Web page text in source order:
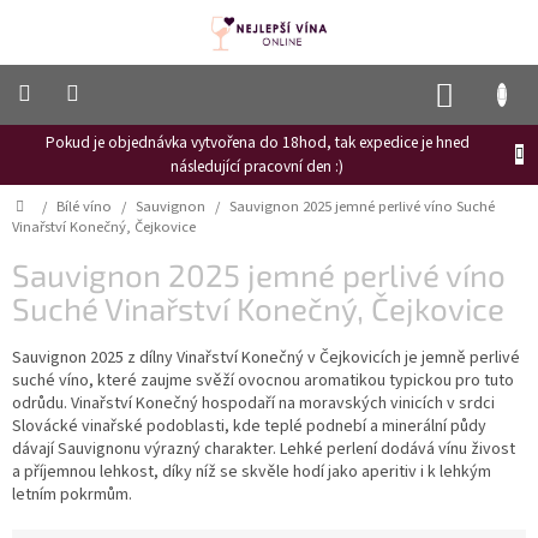
Pokud je objednávka vytvořena do 18hod, tak expedice je hned
následující pracovní den :)
Frizzante
Růžové
víno
Hroznový
mošt
Naši
Vinné
novinky
Bílé
víno
Domů
/ Bílé víno / Sauvignon / Sauvignon 2025 jemné perlivé víno Suché
Vinařství Konečný, Čejkovice
Sauvignon 2025 jemné perlivé víno
Suché Vinařství Konečný, Čejkovice
Sauvignon 2025 z dílny Vinařství Konečný v Čejkovicích je jemně perlivé
suché víno, které zaujme svěží ovocnou aromatikou typickou pro tuto
odrůdu. Vinařství Konečný hospodaří na moravských vinicích v srdci
Slovácké vinařské podoblasti, kde teplé podnebí a minerální půdy
dávají Sauvignonu výrazný charakter. Lehké perlení dodává vínu živost
a příjemnou lehkost, díky níž se skvěle hodí jako aperitiv i k lehkým
letním pokrmům.